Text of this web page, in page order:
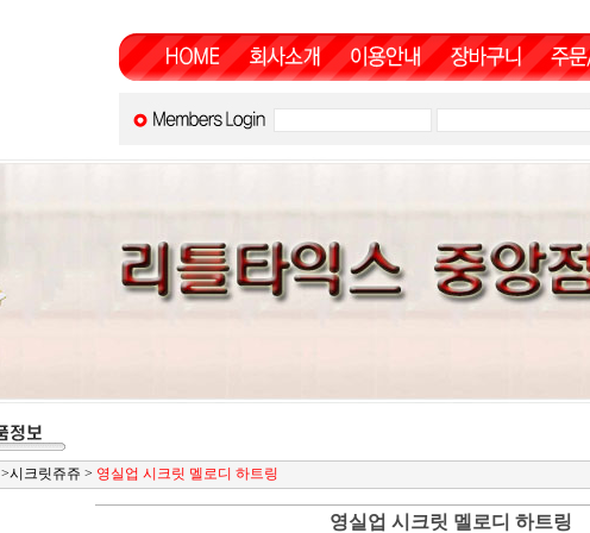
>시크릿쥬쥬 > 영실업 시크릿 멜로디 하트링
영실업 시크릿 멜로디 하트링